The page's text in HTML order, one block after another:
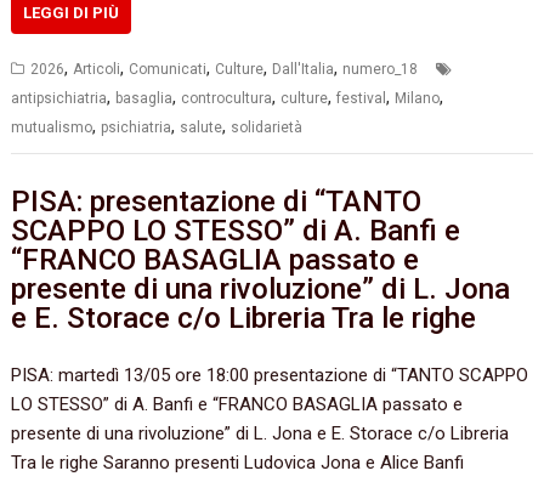
LEGGI DI PIÙ
2026, Articoli, Comunicati, Culture, Dall'Italia, numero_18
antipsichiatria, basaglia, controcultura, culture,festival, Milano,
mutualismo, psichiatria, salute, solidarietà
PISA: presentazione di “TANTO
SCAPPO LO STESSO” di A. Banfi e
“FRANCO BASAGLIA passato e
presente di una rivoluzione” di L. Jona
e E. Storace c/o Libreria Tra le righe
PISA: martedì 13/05 ore 18:00 presentazione di “TANTO SCAPPO
LO STESSO” di A. Banfi e “FRANCO BASAGLIA passato e
presente di una rivoluzione” di L. Jona e E. Storace c/o Libreria
Tra le righe Saranno presenti Ludovica Jona e Alice Banfi